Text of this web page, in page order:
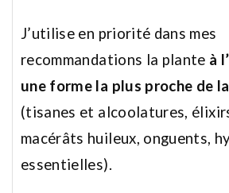
J’utilise en priorité dans mes
recommandations la plante à
une forme la plus proche de
(tisanes et alcoolatures,
macérâts huileux, onguents,
essentielles).